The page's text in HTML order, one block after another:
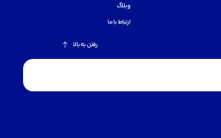
وبلاگ
ارتباط با ما
رفتن به بالا